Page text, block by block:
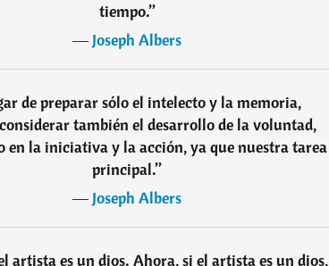
tiempo.”
―Joseph Albers
de preparar sólo el intelecto y la memoria,
también el desarrollo de la voluntad,
en la iniciativa y la acción, ya que nuestra tarea
principal.”
―Joseph Albers
artista es un dios. Ahora, si el artista es un dios,